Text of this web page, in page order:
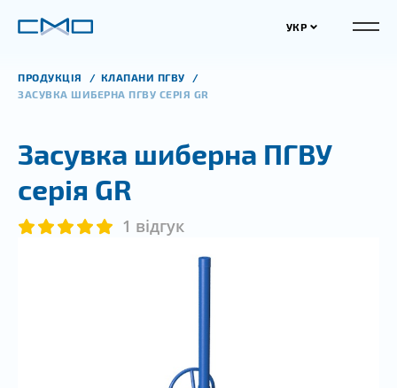
УКР
ПРОДУКЦІЯ
КЛАПАНИ ПГВУ
ЗАСУВКА ШИБЕРНА ПГВУ СЕРІЯ GR
Засувка шиберна ПГВУ
серія GR
1 відгук